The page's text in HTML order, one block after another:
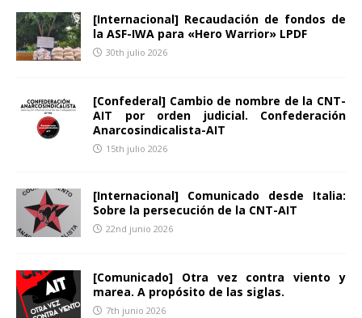
[Internacional] Recaudación de fondos de
la ASF-IWA para «Hero Warrior» LPDF
30th julio 2026
[Confederal] Cambio de nombre de la CNT-
AIT por orden judicial. Confederación
Anarcosindicalista-AIT
15th julio 2026
[Internacional] Comunicado desde Italia:
Sobre la persecución de la CNT-AIT
22nd junio 2026
[Comunicado] Otra vez contra viento y
marea. A propósito de las siglas.
7th junio 2026